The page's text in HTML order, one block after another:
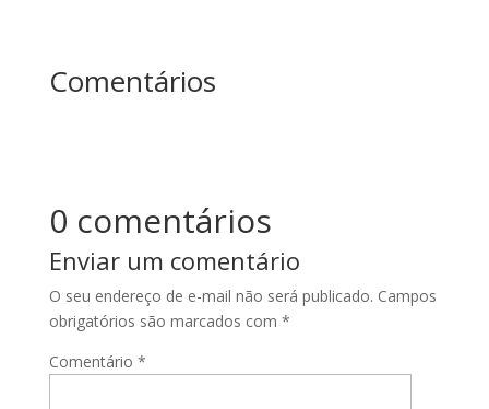
Comentários
0 comentários
Enviar um comentário
O seu endereço de e-mail não será publicado. Campos
obrigatórios são marcados com *
Comentário *